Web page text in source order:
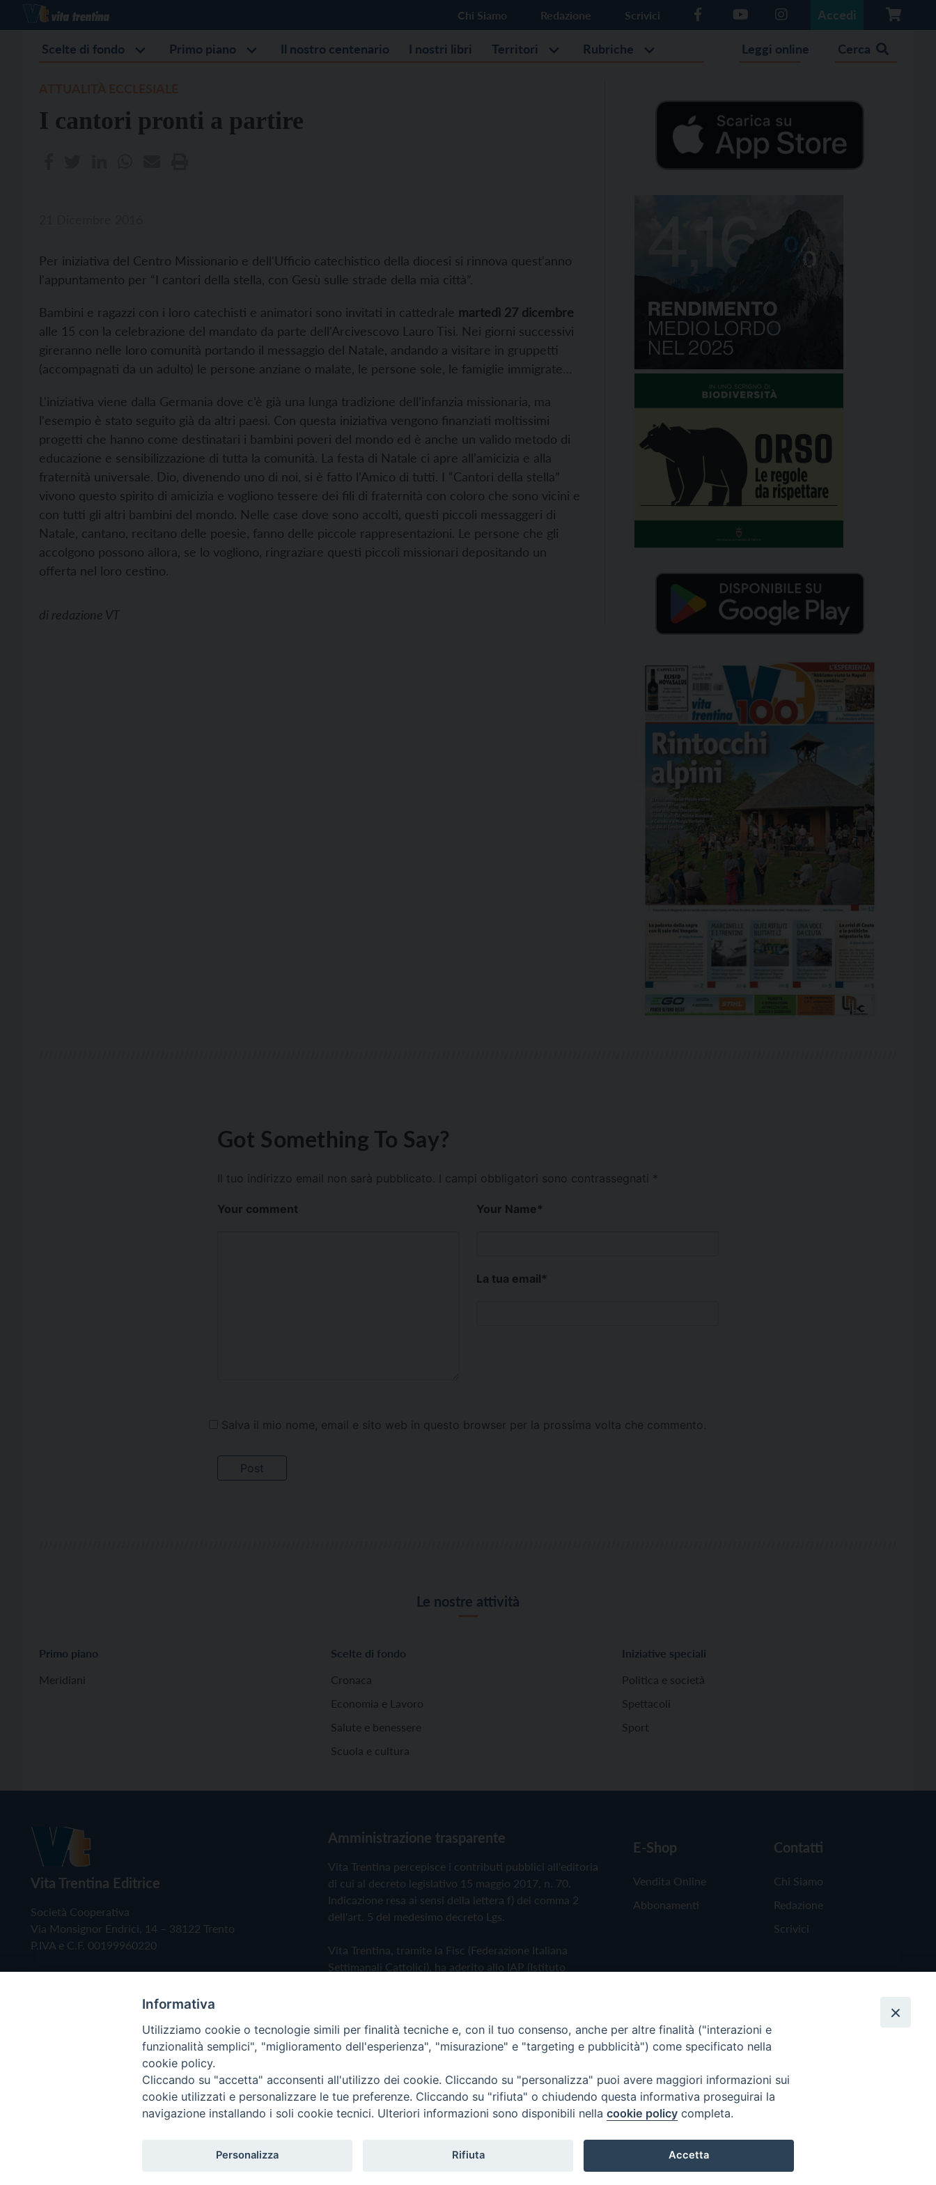
Chi Siamo Redazione Scrivici Accedi
Scelte di fondo Primo piano Il nostro centenario I nostri libri Territori Rubriche Leggi online Cerca
I cantori pronti a partire
Per iniziativa del Centro Missionario e dell'Ufficio catechistico della diocesi si rinnova quest'anno
l'appuntamento per “I cantori della stella, con Gesù sulle strade della mia città”.
Bambini e ragazzi con i loro catechisti e animatori sono invitati in cattedrale martedì 27 dicembre
alle 15 con la celebrazione del mandato da parte dell'Arcivescovo Lauro Tisi. Nei giorni successivi
gireranno nelle loro comunità portando il messaggio del Natale, andando a visitare in gruppetti
(accompagnati da un adulto) le persone anziane o malate, le persone sole, le famiglie immigrate…
L'iniziativa viene dalla Germania dove c’è già una lunga tradizione dell’infanzia missionaria, ma
l'esempio è stato seguito già da altri paesi. Con questa iniziativa vengono finanziati moltissimi
progetti che hanno come destinatari i bambini poveri del mondo ed è anche un valido metodo di
educazione e sensibilizzazione di tutta la comunità. La festa di Natale ci apre all’amicizia e alla
fraternità universale. Dio, divenendo uno di noi, si è fatto l’Amico di tutti. I “Cantori della stella”
vivono questo spirito di amicizia e vogliono tessere dei fili di fraternità con coloro che sono vicini e
con tutti gli altri bambini del mondo. Nelle case dove sono accolti, questi piccoli messaggeri di
Natale, cantano, recitano delle poesie, fanno delle piccole rappresentazioni. Le persone che gli
accolgono possono allora, se lo vogliono, ringraziare questi piccoli missionari depositando un
offerta nel loro cestino.
di redazione VT
Got Something To Say?
Il tuo indirizzo email non sarà pubblicato. I campi obbligatori sono contrassegnati *
Your comment Your Name*
La tua email*
Salva il mio nome, email e sito web in questo browser per la prossima volta che commento.
Le nostre attività
Primo piano
Meridiani
Scelte di fondo
Cronaca
Economia e Lavoro
Salute e benessere
Scuola e cultura
Iniziative speciali
Politica e società
Spettacoli
Sport
Vita Trentina Editrice
Società Cooperativa
Via Monsignor Endrici, 14 – 38122 Trento
P.IVA e C.F. 00199960220
Amministrazione trasparente
Vita Trentina percepisce i contributi pubblici all'editoria
di cui al decreto legislativo 15 maggio 2017, n. 70.
Indicazione resa ai sensi della lettera f) del comma 2
dell'art. 5 del medesimo decreto Lgs.
Vita Trentina, tramite la Fisc (Federazione Italiana
Settimanali Cattolici), ha aderito allo IAP (Istituto
Privacy Policy Cookie Policy
E-Shop
Vendita Online
Abbonamenti
Contatti
Chi Siamo
Redazione
Scrivici
Copyright © 2019 - Tutti i diritti riservati - Vita Trentina Editrice
Informativa
Utilizziamo cookie o tecnologie simili per finalità tecniche e, con il tuo consenso, anche per altre finalità ("interazioni e
funzionalità semplici", "miglioramento dell'esperienza", "misurazione" e "targeting e pubblicità") come specificato nella
cookie policy.
Cliccando su "accetta" acconsenti all'utilizzo dei cookie. Cliccando su "personalizza" puoi avere maggiori informazioni sui
cookie utilizzati e personalizzare le tue preferenze. Cliccando su "rifiuta" o chiudendo questa informativa proseguirai la
navigazione installando i soli cookie tecnici. Ulteriori informazioni sono disponibili nella cookie policy completa.
Personalizza Rifiuta Accetta